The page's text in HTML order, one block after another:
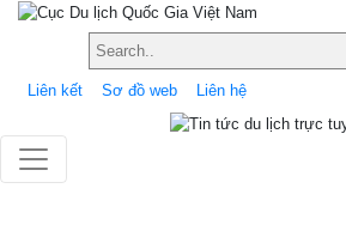
Liên kết Sơ đồ web Liên hệ